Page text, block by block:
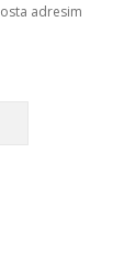
adresim